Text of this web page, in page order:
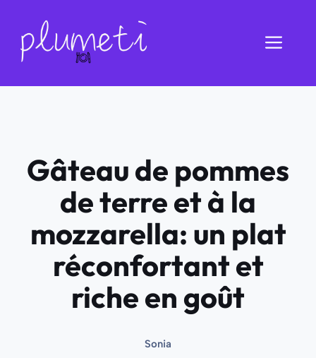
contenu
Gâteau de pommes
de terre et à la
mozzarella: un plat
réconfortant et
riche en goût
Sonia